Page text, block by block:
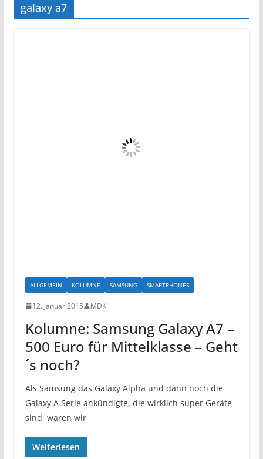
galaxy a7
ALLGEMEIN KOLUMNE SAMSUNG SMARTPHONES
12. Januar 2015 MDK
Kolumne: Samsung Galaxy A7 –
500 Euro für Mittelklasse – Geht
´s noch?
Als Samsung das Galaxy Alpha und dann noch die
Galaxy A Serie ankündigte, die wirklich super Geräte
sind, waren wir
Weiterlesen